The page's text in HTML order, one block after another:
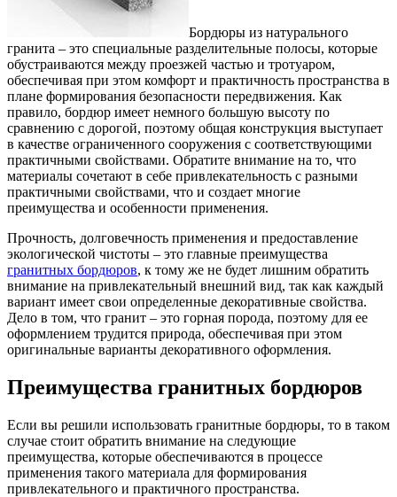
Бордюры из натурального
гранита – это специальные разделительные полосы, которые
обустраиваются между проезжей частью и тротуаром,
обеспечивая при этом комфорт и практичность пространства в
плане формирования безопасности передвижения. Как
правило, бордюр имеет немного большую высоту по
сравнению с дорогой, поэтому общая конструкция выступает
в качестве ограниченного сооружения с соответствующими
практичными свойствами. Обратите внимание на то, что
материалы сочетают в себе привлекательность с разными
практичными свойствами, что и создает многие
преимущества и особенности применения.
Прочность, долговечность применения и предоставление
экологической чистоты – это главные преимущества
гранитных бордюров, к тому же не будет лишним обратить
внимание на привлекательный внешний вид, так как каждый
вариант имеет свои определенные декоративные свойства.
Дело в том, что гранит – это горная порода, поэтому для ее
оформлением трудится природа, обеспечивая при этом
оригинальные варианты декоративного оформления.
Преимущества гранитных бордюров
Если вы решили использовать гранитные бордюры, то в таком
случае стоит обратить внимание на следующие
преимущества, которые обеспечиваются в процессе
применения такого материала для формирования
привлекательного и практичного пространства.